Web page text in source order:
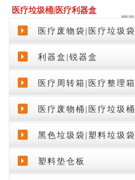
医疗垃圾桶|医疗利器盒
product
医疗废物袋|医疗垃圾袋
利器盒|锐器盒
医疗周转箱|医疗整理箱
医疗废物桶|医疗垃圾桶
黑色垃圾袋|塑料垃圾袋
塑料垫仓板